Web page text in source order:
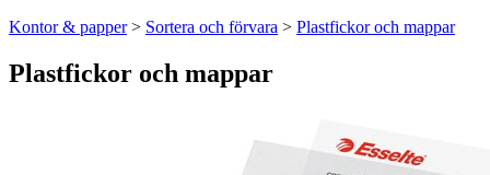
Kontor & papper> Sortera och förvara > Plastfickor och mappar
Plastfickor och mappar